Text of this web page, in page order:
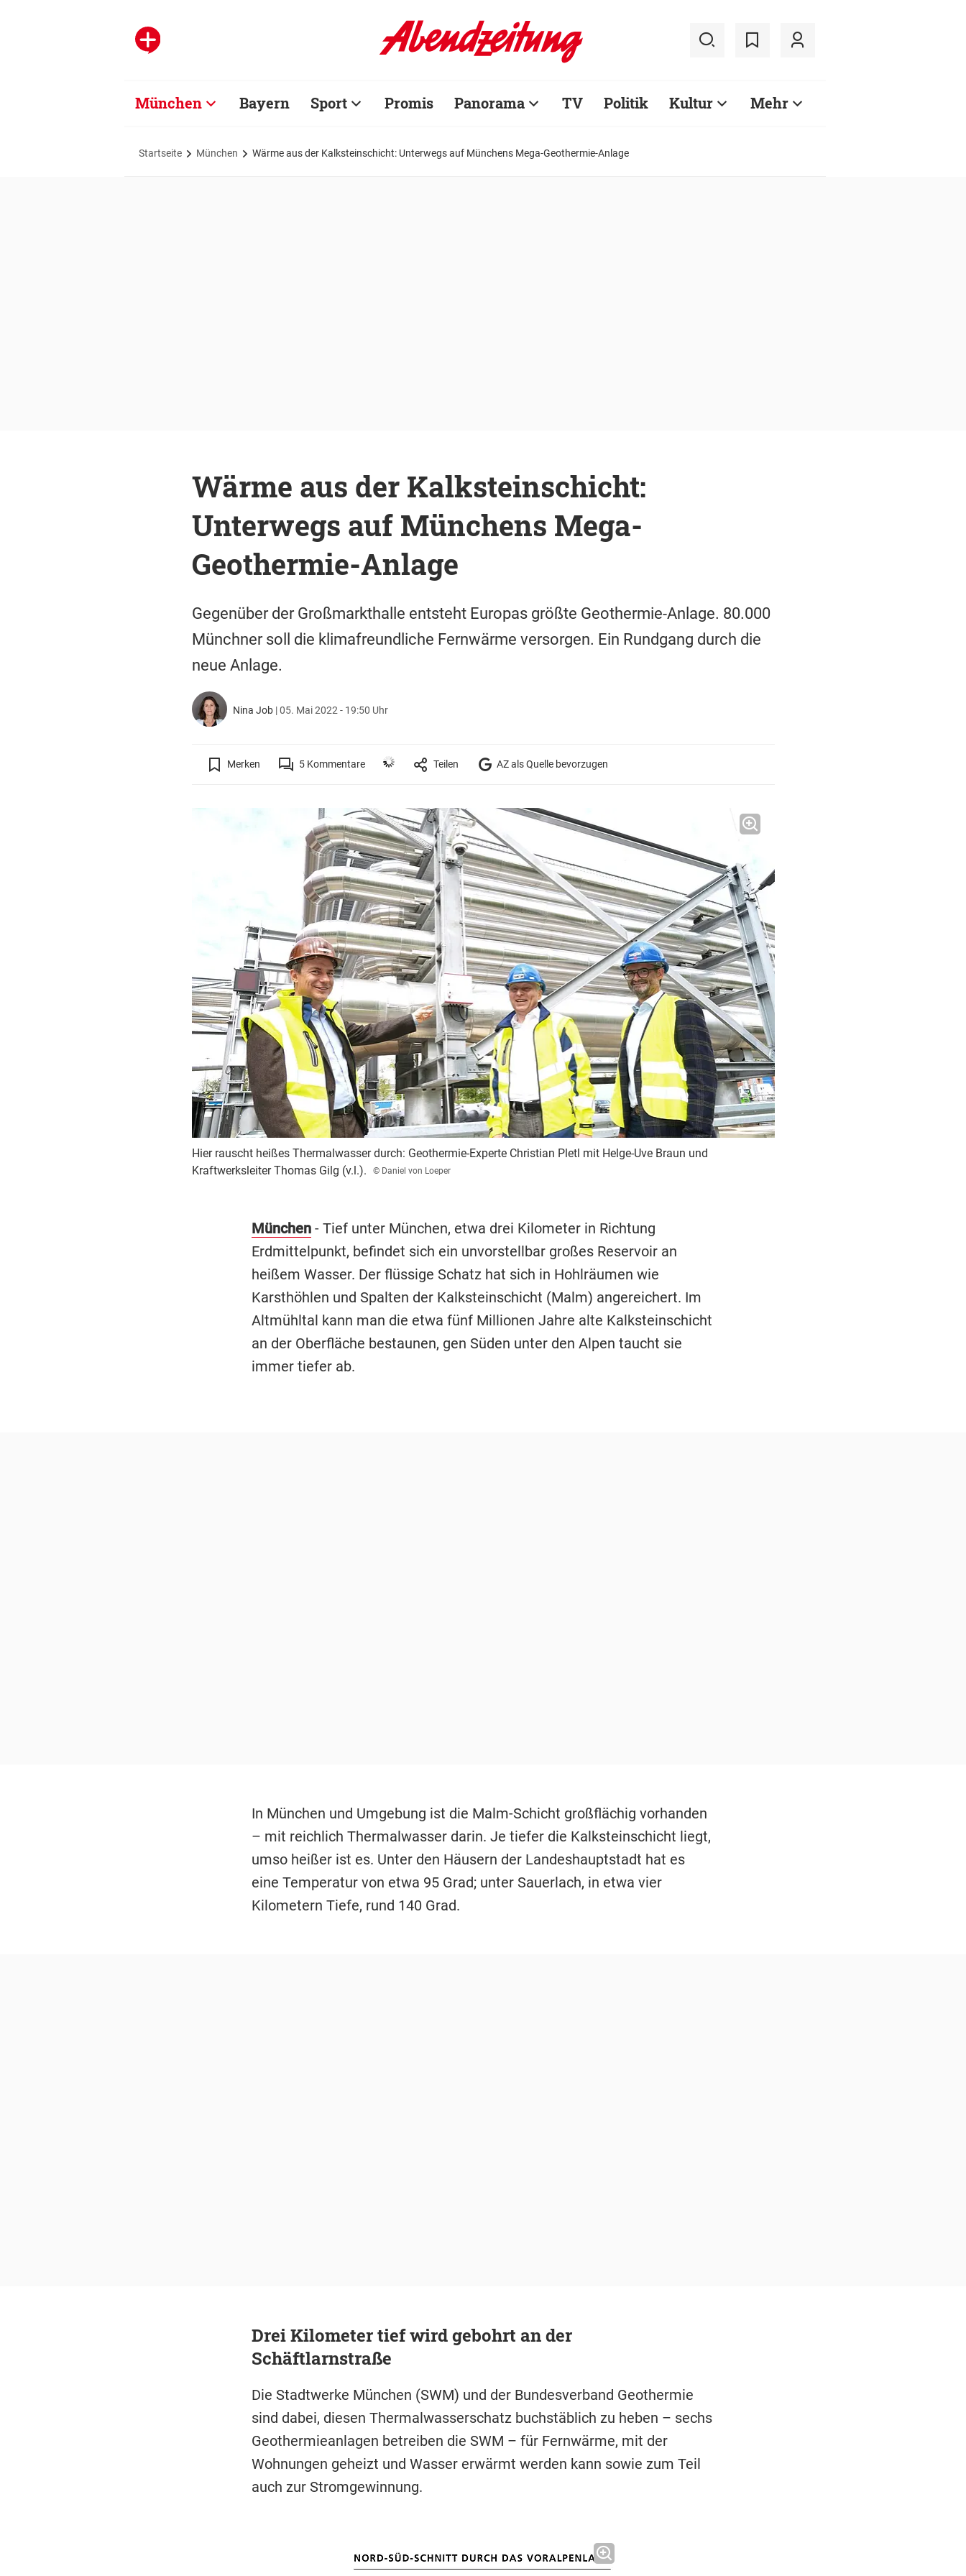
München Bayern Sport Promis Panorama TV Politik Kultur Mehr
Startseite München Wärme aus der Kalksteinschicht: Unterwegs auf Münchens Mega-Geothermie-Anlage
Wärme aus der Kalksteinschicht:
Unterwegs auf Münchens Mega-
Geothermie-Anlage
Gegenüber der Großmarkthalle entsteht Europas größte Geothermie-Anlage. 80.000
Münchner soll die klimafreundliche Fernwärme versorgen. Ein Rundgang durch die
neue Anlage.
Nina Job |05. Mai 2022 - 19:50 Uhr
Merken 5Kommentare Teilen AZ als Quelle bevorzugen
Hier rauscht heißes Thermalwasser durch: Geothermie-Experte Christian Pletl mit Helge-Uve Braun und
Kraftwerksleiter Thomas Gilg (v.l.).
© Daniel von Loeper
München- Tief unter München, etwa drei Kilometer in Richtung
Erdmittelpunkt, befindet sich ein unvorstellbar großes Reservoir an
heißem Wasser. Der flüssige Schatz hat sich in Hohlräumen wie
Karsthöhlen und Spalten der Kalksteinschicht (Malm) angereichert. Im
Altmühltal kann man die etwa fünf Millionen Jahre alte Kalksteinschicht
an der Oberfläche bestaunen, gen Süden unter den Alpen taucht sie
immer tiefer ab.
In München und Umgebung ist die Malm-Schicht großflächig vorhanden
– mit reichlich Thermalwasser darin. Je tiefer die Kalksteinschicht liegt,
umso heißer ist es. Unter den Häusern der Landeshauptstadt hat es
eine Temperatur von etwa 95 Grad; unter Sauerlach, in etwa vier
Kilometern Tiefe, rund 140 Grad.
Drei Kilometer tief wird gebohrt an der
Schäftlarnstraße
Die Stadtwerke München (SWM) und der Bundesverband Geothermie
sind dabei, diesen Thermalwasserschatz buchstäblich zu heben – sechs
Geothermieanlagen betreiben die SWM – für Fernwärme, mit der
Wohnungen geheizt und Wasser erwärmt werden kann sowie zum Teil
auch zur Stromgewinnung.